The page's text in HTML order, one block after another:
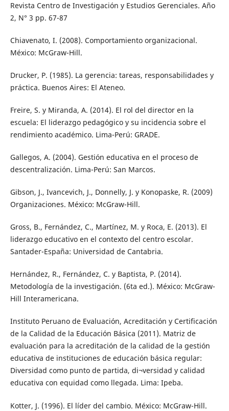
Revista Centro de Investigación y Estudios Gerenciales. Año
2, N° 3 pp. 67-87
Chiavenato, I. (2008). Comportamiento organizacional.
México: McGraw-Hill.
Drucker, P. (1985). La gerencia: tareas, responsabilidades y
práctica. Buenos Aires: El Ateneo.
Freire, S. y Miranda, A. (2014). El rol del director en la
escuela: El liderazgo pedagógico y su incidencia sobre el
rendimiento académico. Lima-Perú: GRADE.
Gallegos, A. (2004). Gestión educativa en el proceso de
descentralización. Lima-Perú: San Marcos.
Gibson, J., Ivancevich, J., Donnelly, J. y Konopaske, R. (2009)
Organizaciones. México: McGraw-Hill.
Gross, B., Fernández, C., Martínez, M. y Roca, E. (2013). El
liderazgo educativo en el contexto del centro escolar.
Santader-España: Universidad de Cantabria.
Hernández, R., Fernández, C. y Baptista, P. (2014).
Metodología de la investigación. (6ta ed.). México: McGraw-
Hill Interamericana.
Instituto Peruano de Evaluación, Acreditación y Certificación
de la Calidad de la Educación Básica (2011). Matriz de
evaluación para la acreditación de la calidad de la gestión
educativa de instituciones de educación básica regular:
Diversidad como punto de partida, di¬versidad y calidad
educativa con equidad como llegada. Lima: Ipeba.
Kotter, J. (1996). El líder del cambio. México: McGraw-Hill.